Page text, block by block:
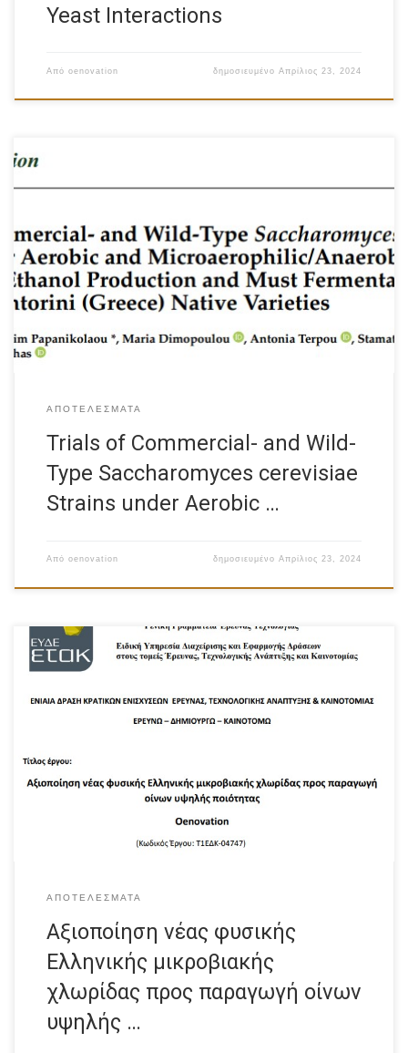
Yeast Interactions
Από oenovation δημοσιευμένοΑπρίλιος 23, 2024
Click Here to see the document
ΑΠΟΤΕΛΈΣΜΑΤΑ
Trials of Commercial- and Wild-
Type Saccharomyces cerevisiae
Strains under Aerobic …
Από oenovation δημοσιευμένοΑπρίλιος 23, 2024
ΑΠΟΤΕΛΈΣΜΑΤΑ
Αξιοποίηση νέας φυσικής
Ελληνικής μικροβιακής
χλωρίδας προς παραγωγή οίνων
υψηλής …